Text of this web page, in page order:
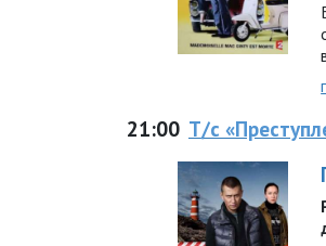
21:00 Т/с